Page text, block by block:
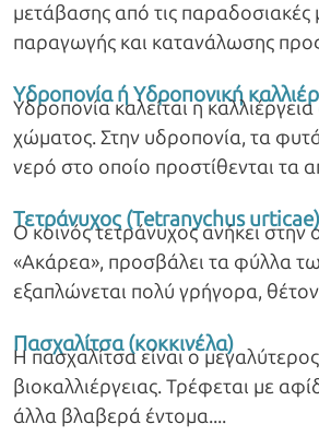
μετάβασης από τις
παραγωγής και κατανάλωσης
του έχει δώσει τον όρο ‘’πράσινη’’
ανάπτυξη.
Υδροπονία ή Υδροπονική
Υδροπονία καλείται η
χώματος. Στην υδροπονία, τα
νερό στο οποίο προστίθενται τα
Τετράνυχος (Tetranychus urticae)
Ο κοινός τετράνυχος ανήκει στην
«Ακάρεα», προσβάλει τα φύλλα
εξαπλώνεται πολύ γρήγορα,
Πασχαλίτσα (κοκκινέλα)
Η πασχαλίτσα είναι ο
βιοκαλλιέργειας. Τρέφεται με
άλλα βλαβερά έντομα.